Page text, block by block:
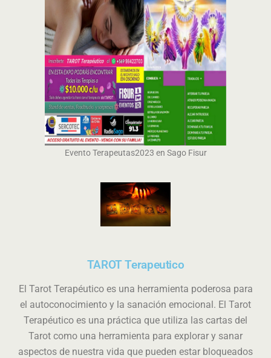
Evento Terapeutas2023 en Sago Fisur
TAROT Terapeutico
El Tarot Terapéutico es una herramienta poderosa para
el autoconocimiento y la sanación emocional. El Tarot
Terapéutico es una práctica que utiliza las cartas del
Tarot como una herramienta para explorar y sanar
aspectos de nuestra vida que pueden estar bloqueados